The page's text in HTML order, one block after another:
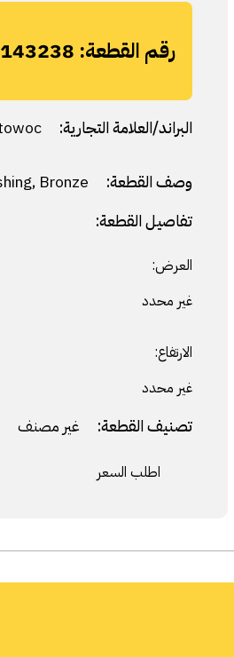
رقم القطعة: 143238
البراند/العلامة التجارية: Manitowoc
وصف القطعة:
تفاصيل القطعة:
العرض:
غير محدد
الارتفاع:
غير محدد
تصنيف القطعة: غير مصنف
اطلب السعر